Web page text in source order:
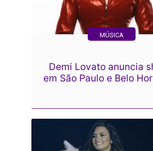
MÚSICA
Demi Lovato anuncia
em São Paulo e Belo